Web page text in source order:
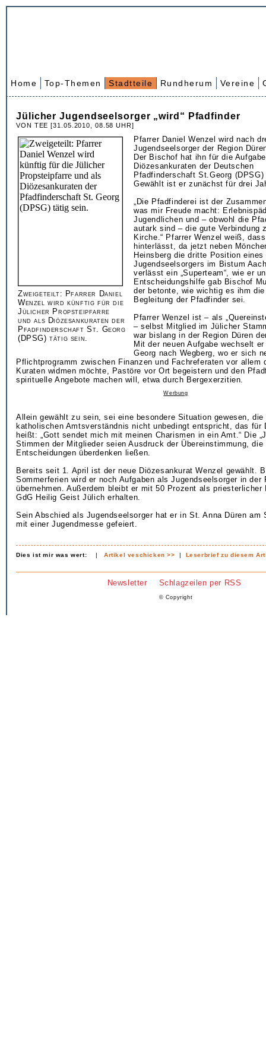
Home Top-Themen Stadtteile Rundherum Vereine
Jülicher Jugendseelsorger „wird“ Pfadfinder
VON TEE [31.05.2010, 08.58 UHR]
Zweigeteilt: Pfarrer Daniel
Wenzel wird künftig für die
Jülicher Propsteipfarre
und als Diözesankuraten der
Pfadfinderschaft St. Georg
(DPSG) tätig sein.
Pfarrer Daniel Wenzel wird nach
Jugendseelsorger der Region
Der Bischof hat ihn für die
Diözesankuraten der Deutschen
Pfadfinderschaft St.Georg
Gewählt ist er zunächst für drei
„Die Pfadfinderei ist der
was mir Freude macht:
Jugendlichen und – obwohl die
autark sind – die gute Verbindung
Kirche.“ Pfarrer Wenzel weiß,
hinterlässt, da jetzt neben
Heinsberg die dritte Position eines
Jugendseelsorgers im Bistum
verlässt ein „Superteam“, wie er
Entscheidungshilfe gab Bischof
der betonte, wie wichtig es ihm
Begleitung der Pfadfinder sei.
Pfarrer Wenzel ist – als
– selbst Mitglied im Jülicher
war bislang in der Region Düren
Mit der neuen Aufgabe wechselt
Georg nach Wegberg, wo er sich
Pflichtprogramm zwischen Finanzen und Fachreferaten vor allem
Kuraten widmen möchte, Pastöre vor Ort begeistern und den
spirituelle Angebote machen will, etwa durch Bergexerzitien.
Werbung
Allein gewählt zu sein, sei eine besondere Situation gewesen,
katholischen Amtsverständnis nicht unbedingt entspricht, das für
heißt: „Gott sendet mich mit meinen Charismen in ein Amt.“ Die
Stimmen der Mitglieder seien Ausdruck der Übereinstimmung, die
Entscheidungen überdenken ließen.
Bereits seit 1. April ist der neue Diözesankurat Wenzel gewählt.
Sommerferien wird er noch Aufgaben als Jugendseelsorger in der
übernehmen. Außerdem bleibt er mit 50 Prozent als priesterlicher
GdG Heilig Geist Jülich erhalten.
Sein Abschied als Jugendseelsorger hat er in St. Anna Düren am
mit einer Jugendmesse gefeiert.
Dies ist mir was wert: |Artikel veschicken >> | Leserbrief zu diesem
Newsletter Schlagzeilen per RSS
© Copyright